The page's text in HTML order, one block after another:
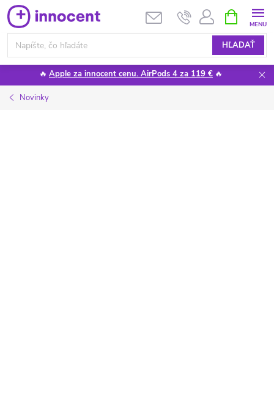
Prejsť
na
obsah
HĽADAŤ
KOŠÍK
🔥 Apple za innocent cenu. AirPods 4 za 119 € 🔥
Novinky